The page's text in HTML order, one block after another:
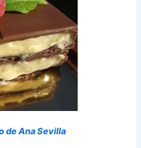
de Ana Sevilla